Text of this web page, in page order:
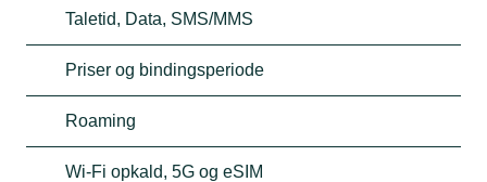
Taletid, Data, SMS/MMS
Priser og bindingsperiode
Roaming
Wi-Fi opkald, 5G og eSIM